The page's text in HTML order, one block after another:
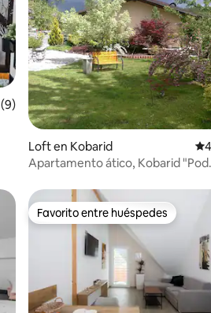
promedio: 4,89 de 5. 9
Loft en Kobarid
Apartamento ático, Kobarid "Pod
Favorito entre huéspedes
Favorito entre huéspedes